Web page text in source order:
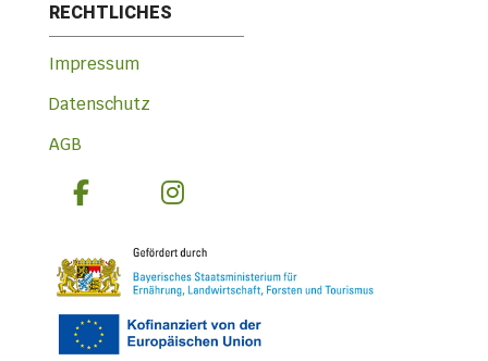
RECHTLICHES
Impressum
Datenschutz
AGB